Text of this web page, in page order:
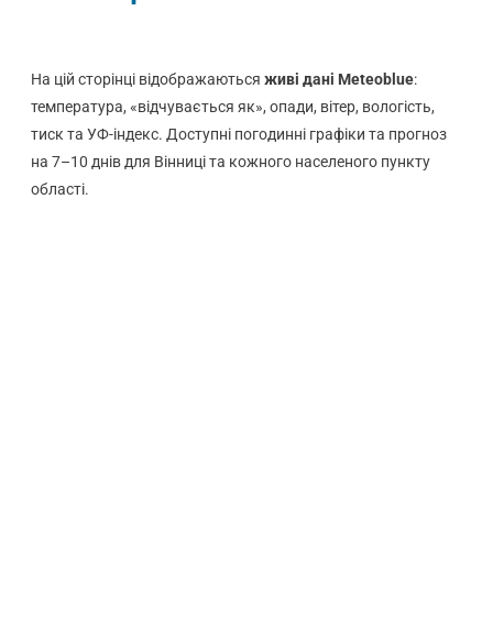
На цій сторінці відображаються живі дані Meteoblue:
температура, «відчувається як», опади, вітер, вологість,
тиск та УФ-індекс. Доступні погодинні графіки та прогноз
на 7–10 днів для Вінниці та кожного населеного пункту
області.